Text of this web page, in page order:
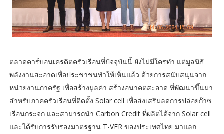
ตลาดคาร์บอนเครดิตครัวเรือนที่ปัจจุบันนี้ ยังไม่มีใครทำ แต่มูลนิธิ
พลังงานสะอาดเพื่อประชาชนทำให้เห็นแล้ว ด้วยการสนับสนุนจาก
หน่วยงานภาครัฐ เพื่อสร้างมูลค่า สร้างอนาคตสะอาด ที่พัฒนาขึ้นมา
สำหรับภาคครัวเรือนที่ติดตั้ง Solar cell เพื่อส่งเสริมลดการปล่อยก๊าซ
เรือนกระจก และสามารถนำ Carbon Credit ที่ผลิตได้จาก Solar cell
และได้รับการรับรองมาตรฐาน T-VER ของประเทศไทย มาแลก